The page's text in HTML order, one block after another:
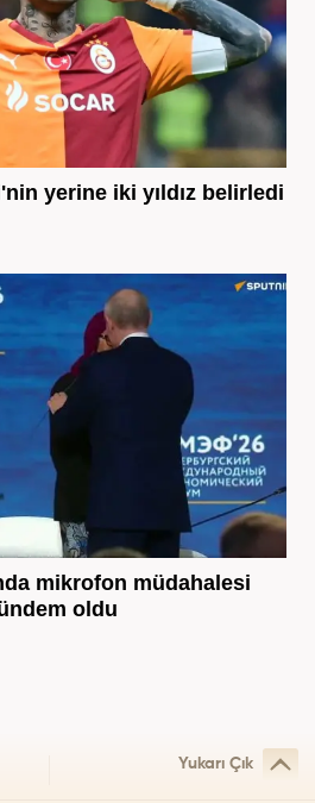
yerine iki yıldız belirledi
mikrofon müdahalesi
oldu
Yukarı Çık